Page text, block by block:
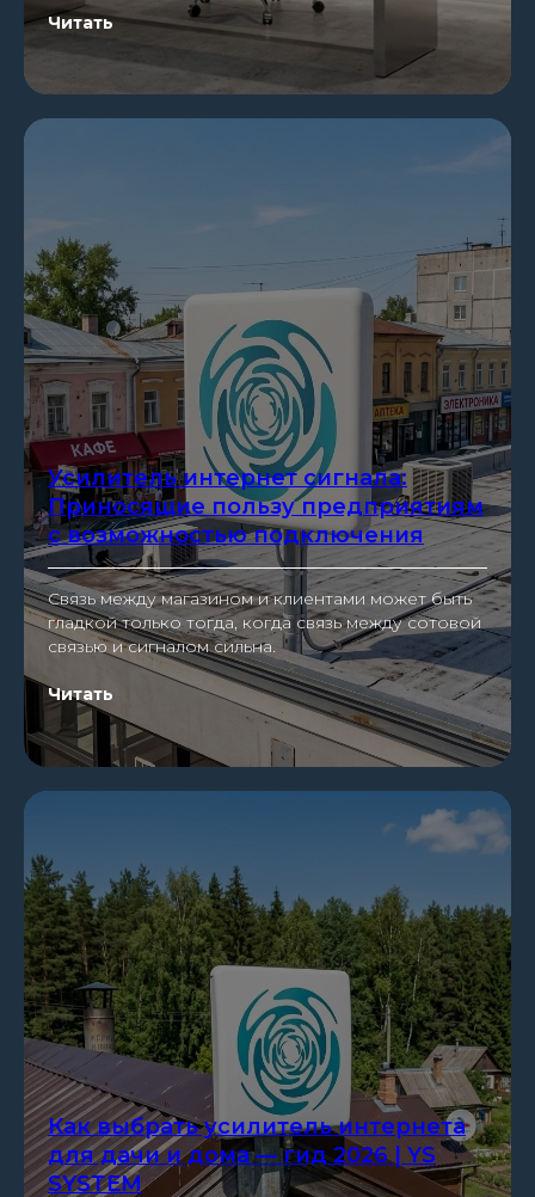
Читать
Усилитель интернет сигнала:
Приносящие пользу предприятиям
с возможностью подключения
Связь между магазином и клиентами может быть
гладкой только тогда, когда связь между сотовой
связью и сигналом сильна.
Читать
Как выбрать усилитель интернета
для дачи и дома — гид 2026 | YS
SYSTEM